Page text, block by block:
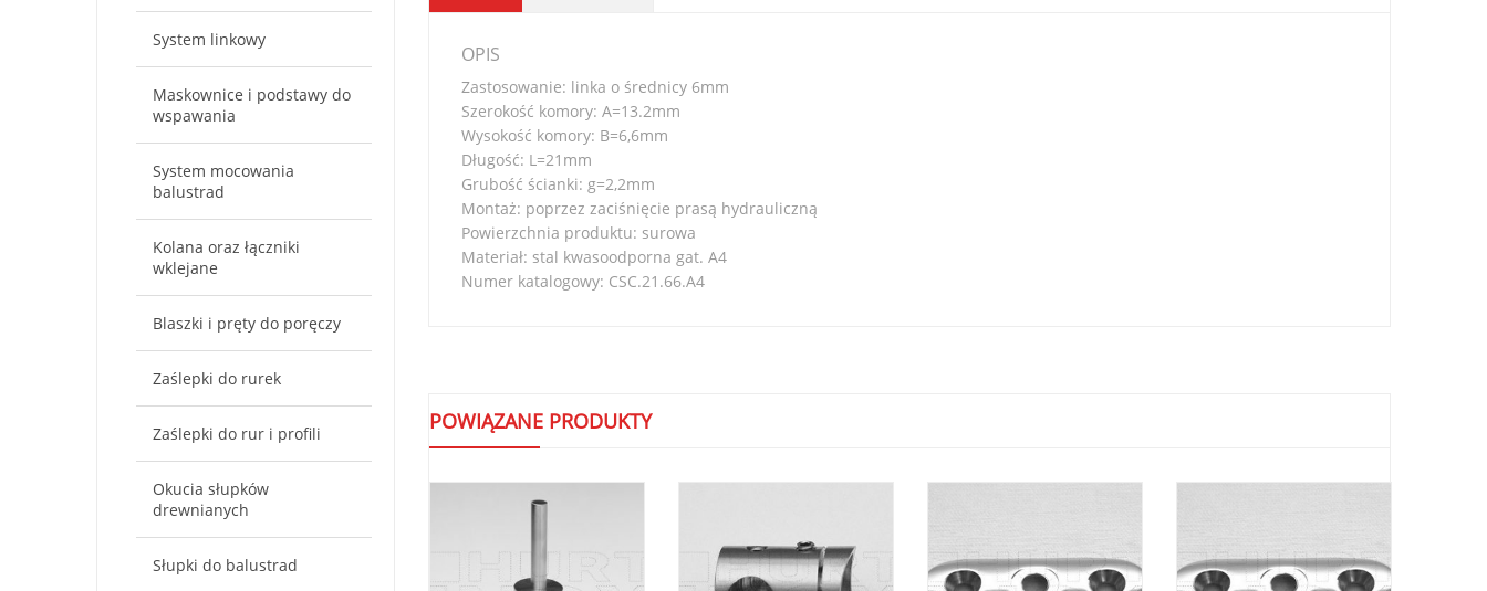
System linkowy
Maskownice i podstawy do
wspawania
System mocowania
balustrad
Kolana oraz łączniki
wklejane
Blaszki i pręty do poręczy
Zaślepki do rurek
Zaślepki do rur i profili
Okucia słupków
drewnianych
Słupki do balustrad
OPIS
Zastosowanie: linka o średnicy 6mm
Szerokość komory: A=13.2mm
Wysokość komory: B=6,6mm
Długość: L=21mm
Grubość ścianki: g=2,2mm
Montaż: poprzez zaciśnięcie prasą hydrauliczną
Powierzchnia produktu: surowa
Materiał: stal kwasoodporna gat. A4
Numer katalogowy: CSC.21.66.A4
POWIĄZANE PRODUKTY